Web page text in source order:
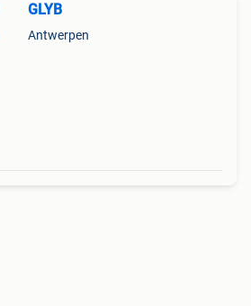
GLYB
Antwerpen